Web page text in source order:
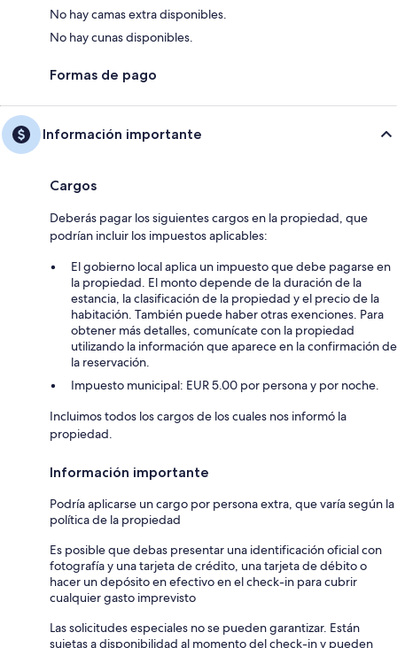
No hay camas extra disponibles.
No hay cunas disponibles.
Formas de pago
Información importante
Cargos
Deberás pagar los siguientes cargos en la propiedad, que
podrían incluir los impuestos aplicables:
El gobierno local aplica un impuesto que debe pagarse en
la propiedad. El monto depende de la duración de la
estancia, la clasificación de la propiedad y el precio de la
habitación. También puede haber otras exenciones. Para
obtener más detalles, comunícate con la propiedad
utilizando la información que aparece en la confirmación de
la reservación.
Impuesto municipal: EUR 5.00 por persona y por noche.
Incluimos todos los cargos de los cuales nos informó la
propiedad.
Información importante
Podría aplicarse un cargo por persona extra, que varía según la
política de la propiedad
Es posible que debas presentar una identificación oficial con
fotografía y una tarjeta de crédito, una tarjeta de débito o
hacer un depósito en efectivo en el check-in para cubrir
cualquier gasto imprevisto
Las solicitudes especiales no se pueden garantizar. Están
sujetas a disponibilidad al momento del check-in y pueden